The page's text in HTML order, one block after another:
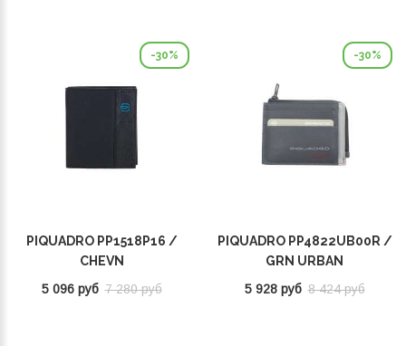
-30%
PIQUADRO PP1518P16 /
CHEVN
5 096 руб 7 280 руб
-30%
PIQUADRO PP4822UB00R /
GRN URBAN
5 928 руб 8 424 руб